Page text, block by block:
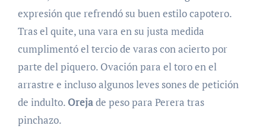
expresión que refrendó su buen estilo capotero.
Tras el quite, una vara en su justa medida
cumplimentó el tercio de varas con acierto por
parte del piquero. Ovación para el toro en el
arrastre e incluso algunos leves sones de petición
de indulto. Orejade peso para Perera tras
pinchazo.